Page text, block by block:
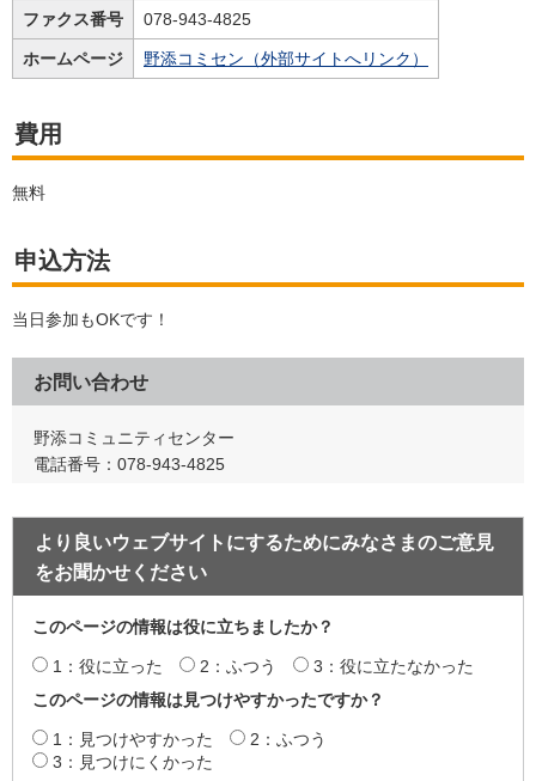
ファクス番号 078-943-4825
ホームページ 野添コミセン（外部サイトへリンク）
費用
無料
申込方法
当日参加もOKです！
お問い合わせ
野添コミュニティセンター
電話番号：078-943-4825
より良いウェブサイトにするためにみなさまのご意見
をお聞かせください
このページの情報は役に立ちましたか？
1：役に立った 2：ふつう
3：役に立たなかった
このページの情報は見つけやすかったですか？
1：見つけやすかった
2：ふつう
3：見つけにくかった